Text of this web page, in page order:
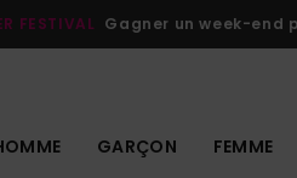
FESTIVAL Gagner un week-end
GARÇON FEMME